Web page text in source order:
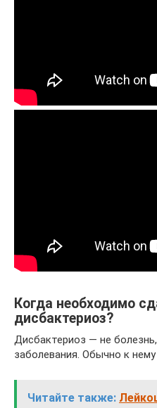
Когда необходимо
дисбактериоз?
Дисбактериоз — не
заболевания. Обычно к
Читайте также: